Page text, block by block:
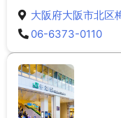
大阪府大阪市北区
06-6373-0110